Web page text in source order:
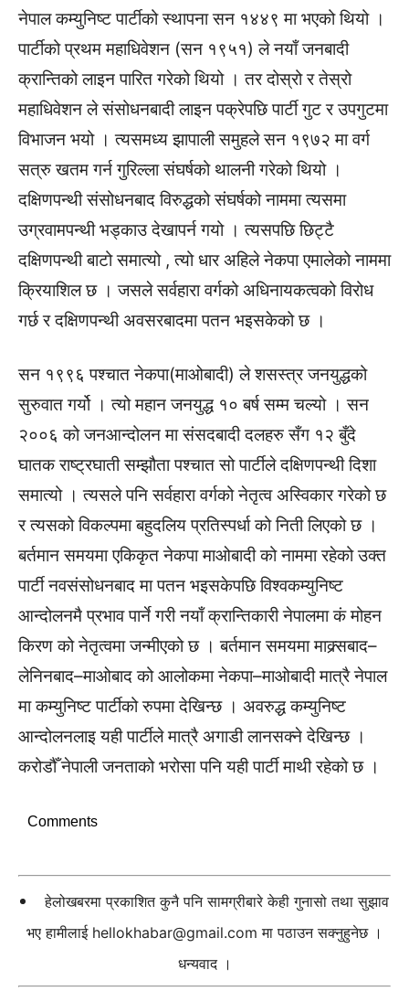
नेपाल कम्युनिष्ट पार्टीको स्थापना सन १४४९ मा भएको थियो ।
पार्टीको प्रथम महाधिवेशन (सन १९५१) ले नयाँ जनबादी
क्रान्तिको लाइन पारित गरेको थियो । तर दोस्रो र तेस्रो
महाधिवेशन ले संसोधनबादी लाइन पक्रेपछि पार्टी गुट र उपगुटमा
विभाजन भयो । त्यसमध्य झापाली समुहले सन १९७२ मा वर्ग
सत्रु खतम गर्न गुरिल्ला संघर्षको थालनी गरेको थियो ।
दक्षिणपन्थी संसोधनबाद विरुद्धको संघर्षको नाममा त्यसमा
उग्रवामपन्थी भड्काउ देखापर्न गयो । त्यसपछि छिट्टै
दक्षिणपन्थी बाटो समात्यो , त्यो धार अहिले नेकपा एमालेको नाममा
क्रियाशिल छ । जसले सर्वहारा वर्गको अधिनायकत्वको विरोध
गर्छ र दक्षिणपन्थी अवसरबादमा पतन भइसकेको छ ।
सन १९९६ पश्चात नेकपा(माओबादी) ले शसस्त्र जनयुद्धको
सुरुवात गर्यो । त्यो महान जनयुद्ध १० बर्ष सम्म चल्यो । सन
२००६ को जनआन्दोलन मा संसदबादी दलहरु सँग १२ बुँदे
घातक राष्ट्रघाती सम्झौता पश्चात सो पार्टीले दक्षिणपन्थी दिशा
समात्यो । त्यसले पनि सर्वहारा वर्गको नेतृत्व अस्विकार गरेको छ
र त्यसको विकल्पमा बहुदलिय प्रतिस्पर्धा को निती लिएको छ ।
बर्तमान समयमा एकिकृत नेकपा माओबादी को नाममा रहेको उक्त
पार्टी नवसंसोधनबाद मा पतन भइसकेपछि विश्वकम्युनिष्ट
आन्दोलनमै प्रभाव पार्ने गरी नयाँ क्रान्तिकारी नेपालमा कं मोहन
किरण को नेतृत्वमा जन्मीएको छ । बर्तमान समयमा माक्र्सबाद–
लेनिनबाद–माओबाद को आलोकमा नेकपा–माओबादी मात्रै नेपाल
मा कम्युनिष्ट पार्टीको रुपमा देखिन्छ । अवरुद्ध कम्युनिष्ट
आन्दोलनलाइ यही पार्टीले मात्रै अगाडी लानसक्ने देखिन्छ ।
करोडौँ नेपाली जनताको भरोसा पनि यही पार्टी माथी रहेको छ ।
Comments
हेलोखबरमा प्रकाशित कुनै पनि सामग्रीबारे केही गुनासो तथा सुझाव
भए हामीलाई hellokhabar@gmail.com मा पठाउन सक्नुहुनेछ ।
धन्यवाद ।